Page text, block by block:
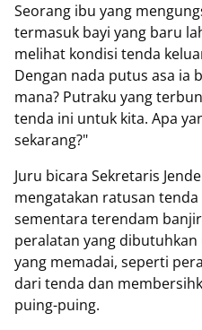
Seorang ibu yang
termasuk bayi yang baru
melihat kondisi tenda
Dengan nada putus asa ia
mana? Putraku yang
tenda ini untuk kita. Apa
sekarang?"
Juru bicara Sekretaris
mengatakan ratusan
sementara terendam
peralatan yang
yang memadai, seperti
dari tenda dan
puing-puing.